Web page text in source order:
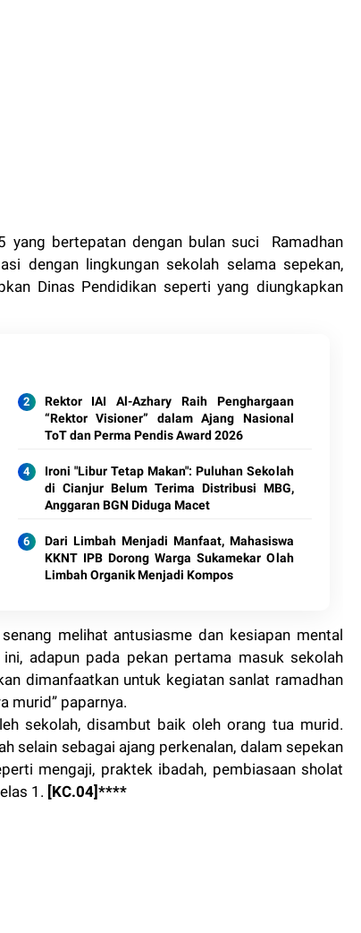
yang bertepatan dengan bulan suci Ramadhan
dengan lingkungan sekolah selama sepekan,
Dinas Pendidikan seperti yang diungkapkan
Rektor IAI Al-Azhary Raih Penghargaan
“Rektor Visioner” dalam Ajang Nasional
ToT dan Perma Pendis Award 2026
Ironi "Libur Tetap Makan": Puluhan Sekolah
di Cianjur Belum Terima Distribusi MBG,
Anggaran BGN Diduga Macet
Dari Limbah Menjadi Manfaat, Mahasiswa
KKNT IPB Dorong Warga Sukamekar Olah
Limbah Organik Menjadi Kompos
melihat antusiasme dan kesiapan mental
adapun pada pekan pertama masuk sekolah
dimanfaatkan untuk kegiatan sanlat ramadhan
murid” paparnya.
sekolah, disambut baik oleh orang tua murid.
selain sebagai ajang perkenalan, dalam sepekan
mengaji, praktek ibadah, pembiasaan sholat
1. [KC.04]****